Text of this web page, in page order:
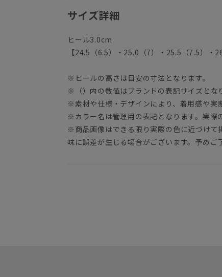
サイズ詳細
ヒール3.0cm
【24.5（6.5）・25.0（7）・25.5（7.5）
※ヒールの高さは目安の寸法となります。
※（）内の数値はブランドの表記サイズとな
※素材や仕様・デザインにより、着用感や実
※カラー名は管理用の表記となります。実際
※商品画像はできる限り実際の色に近づけて
味に誤差が生じる場合がございます。予めご